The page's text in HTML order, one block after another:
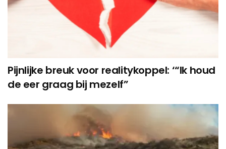
Pijnlijke breuk voor realitykoppel: ‘“Ik houd
de eer graag bij mezelf”